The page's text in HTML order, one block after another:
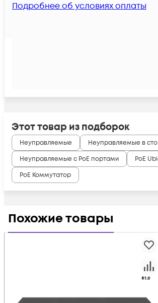
Подробнее об условиях оплаты
Этот товар из подборок
Неуправляемые
Неуправляемые в
Неуправляемые с PoE портами
PoE
PoE Коммутатор
Похожие товары